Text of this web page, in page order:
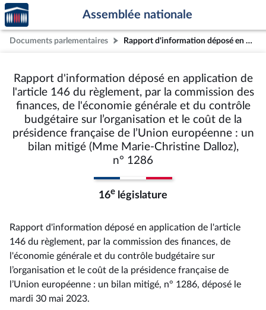
Aller au contenu
Aller en bas de la page
Accèder
à la
page
d'accueil
Assemblée nationale
Documents parlementaires Rapport d'information déposé en application de l'article 146 du règlement, par la commission des finances, de l'économie générale et du contrôle budgétaire sur l’organisation et le coût de la présidence française de l’Union européenne : un bilan mitigé (Mme Marie-Christine Dalloz), n° 1286
Rapport d'information déposé en application de
l'article 146 du règlement, par la commission des
finances, de l'économie générale et du contrôle
budgétaire sur l’organisation et le coût de la
présidence française de l’Union européenne : un
bilan mitigé (Mme Marie-Christine Dalloz),
n° 1286
16e législature
Rapport d'information déposé en application de l'article
146 du règlement, par la commission des finances, de
l'économie générale et du contrôle budgétaire sur
l’organisation et le coût de la présidence française de
l’Union européenne : un bilan mitigé, n° 1286, déposé le
mardi 30 mai 2023.